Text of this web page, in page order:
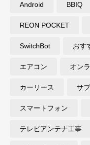
Android BBIQ
REON POCKET
SwitchBot おす
エアコン オン
カーリース サ
スマートフォン
テレビアンテナ工事